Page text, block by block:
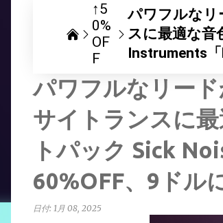
↑5
0%
OF
F
パワフルなリ
スに最適な音
Instruments「
パワフルなリー
サイトランスに
トパック Sick
60%OFF、9ドル
日付: 1月 08, 2025